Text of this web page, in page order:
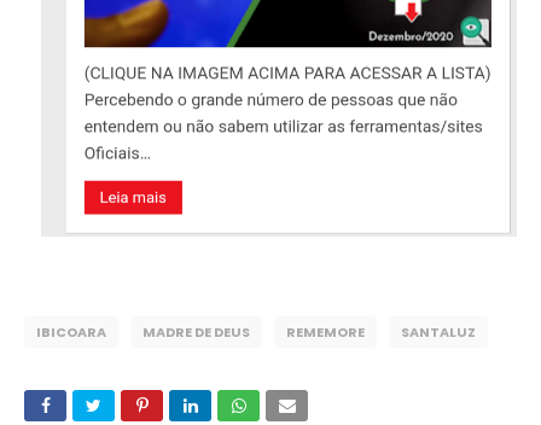
IBICOARA MADRE DE DEUS REMEMORE SANTALUZ